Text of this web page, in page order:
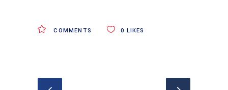
COMMENTS 0 LIKES